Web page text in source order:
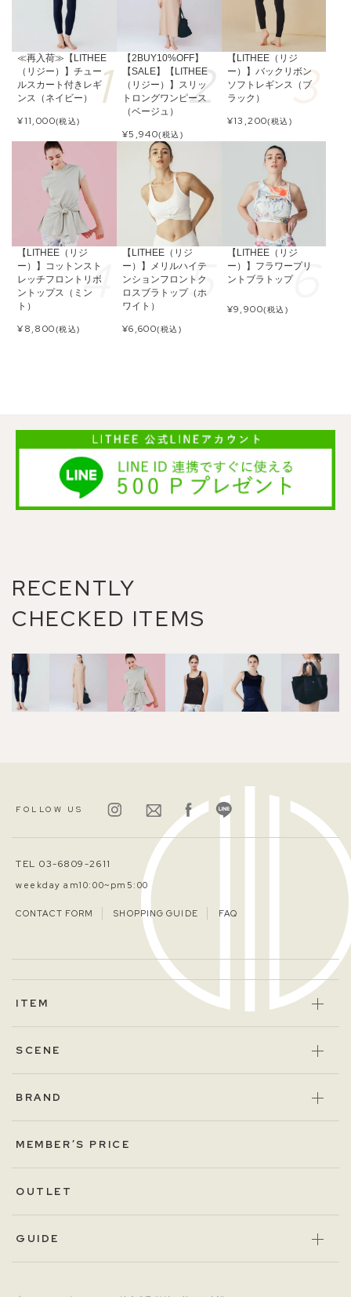
≪再入荷≫【LITHEE
（リジー）】チュー
ルスカート付きレギ
ンス（ネイビー）
¥11,000(税込)
【2BUY10%OFF】
【SALE】【LITHEE
（リジー）】スリッ
トロングワンピース
（ベージュ）
¥5,940(税込)
【LITHEE（リジ
ー）】バックリボン
ソフトレギンス（ブ
ラック）
¥13,200(税込)
【LITHEE（リジ
ー）】コットンスト
レッチフロントリボ
ントップス（ミン
ト）
¥8,800(税込)
【LITHEE（リジ
ー）】メリルハイテ
ンションフロントク
ロスブラトップ（ホ
ワイト）
¥6,600(税込)
【LITHEE（リジ
ー）】フラワープリ
ントブラトップ
¥9,900(税込)
RECENTLY
CHECKED ITEMS
FOLLOW US
TEL 03-6809-2611
weekday am10:00~pm5:00
CONTACT FORM SHOPPING GUIDE FAQ
ITEM
SCENE
BRAND
MEMBER’S PRICE
OUTLET
GUIDE